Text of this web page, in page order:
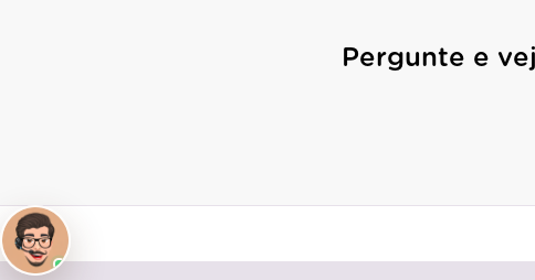
Pergunte e